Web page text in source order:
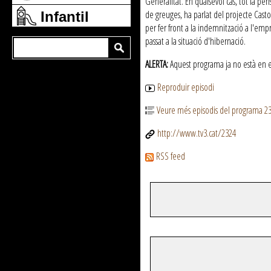
Infantil
de greuges, ha parlat del projecte
per fer front a la indemnització a
passat a la situació d'hibernació.
ALERTA:Aquest programa ja no està en
Reproduir episodi
Veure més episodis del programa
http://www.tv3.cat/2324
RSS feed